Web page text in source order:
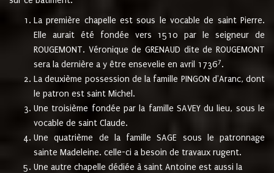
La première chapelle est sous le vocable de saint Pierre.
Elle aurait été fondée vers 1510 par le seigneur de
ROUGEMONT. Véronique de GRENAUD dite de ROUGEMONT
sera la dernière a y être ensevelie en avril 17367.
La deuxième possession de la famille PINGON d'Aranc, dont
le patron est saint Michel.
Une troisième fondée par la famille SAVEY du lieu, sous le
vocable de saint Claude.
Une quatrième de la famille SAGE sous le patronnage
sainte Madeleine. celle-ci a besoin de travaux rugent.
Une autre chapelle dédiée à saint Antoine est aussi la